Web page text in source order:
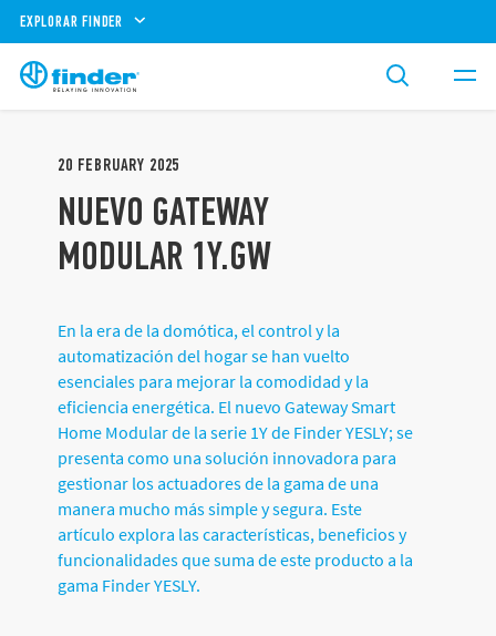
EXPLORAR FINDER
20 FEBRUARY 2025
NUEVO GATEWAY
MODULAR 1Y.GW
En la era de la domótica, el control y la
automatización del hogar se han vuelto
esenciales para mejorar la comodidad y la
eficiencia energética. El nuevo Gateway Smart
Home Modular de la serie 1Y de Finder YESLY; se
presenta como una solución innovadora para
gestionar los actuadores de la gama de una
manera mucho más simple y segura. Este
artículo explora las características, beneficios y
funcionalidades que suma de este producto a la
gama Finder YESLY.